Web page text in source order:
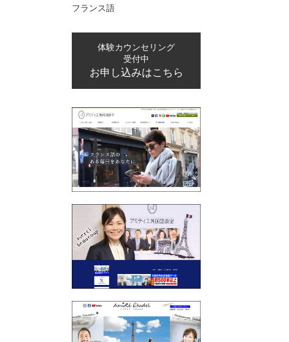
フランス語
体験カウンセリング
受付中
お申し込みはこちら